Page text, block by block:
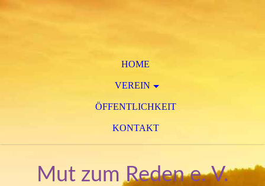
HOME
VEREIN
ÖFFENTLICHKEIT
KONTAKT
Mut zum Reden e. V.